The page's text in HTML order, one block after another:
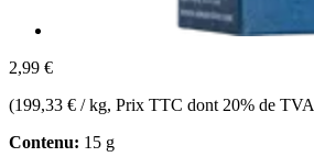
2,99 €
(199,33 € / kg, Prix TTC dont 20% de TVA
Contenu: 15 g